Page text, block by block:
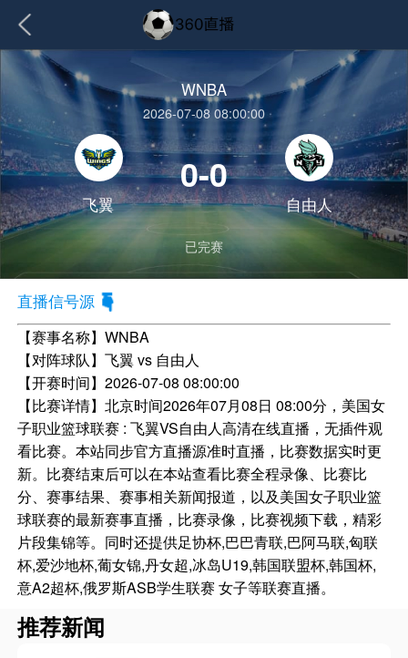
WNBA
2026-07-08 08:00:00
飞翼
0-0
自由人
已完赛
直播信号源
【赛事名称】WNBA
【对阵球队】飞翼 vs 自由人
【开赛时间】2026-07-08 08:00:00
【比赛详情】北京时间2026年07月08日 08:00分，美国女
子职业篮球联赛 : 飞翼VS自由人高清在线直播，无插件观
看比赛。本站同步官方直播源准时直播，比赛数据实时更
新。比赛结束后可以在本站查看比赛全程录像、比赛比
分、赛事结果、赛事相关新闻报道，以及美国女子职业篮
球联赛的最新赛事直播，比赛录像，比赛视频下载，精彩
片段集锦等。同时还提供足协杯,巴巴青联,巴阿马联,匈联
杯,爱沙地杯,葡女锦,丹女超,冰岛U19,韩国联盟杯,韩国杯,
意A2超杯,俄罗斯ASB学生联赛 女子等联赛直播。
推荐新闻